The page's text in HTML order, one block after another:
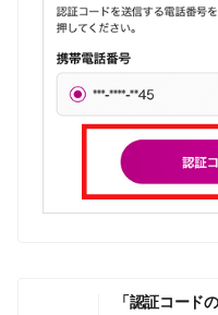
「認証コード